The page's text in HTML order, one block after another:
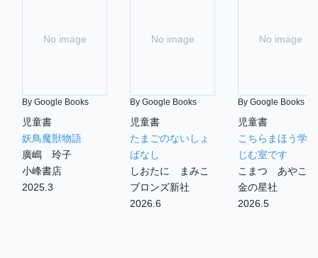
No image
By Google Books
児童書
妖鳥魔獣物語
廣嶋 玲子
小峰書店
2025.3
No image
By Google Books
児童書
たまごのないしょ
ばなし
しおたに まみこ
ブロンズ新社
2026.6
No image
By Google Books
児童書
こちらまほう学校
じむ室です
こまつ あやこ
金の星社
2026.5